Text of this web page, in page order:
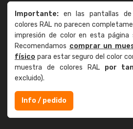
Importante: en las pantallas de
colores RAL no parecen
impresión de color en esta página
Recomendamos comprar un
físico para estar seguro del color
muestra de colores RAL por
excluido).
Info / pedido